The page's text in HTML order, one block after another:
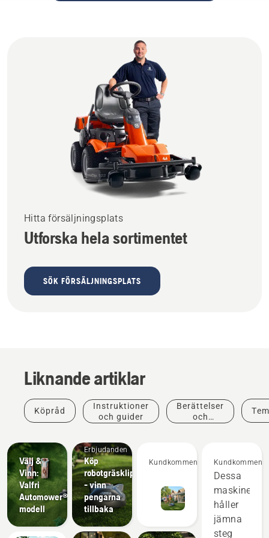
Hitta försäljningsplats
Utforska hela sortimentet
SÖK FÖRSÄLJNINGSPLATS
Liknande artiklar
Köpråd
Instruktioner
och guider
Berättelser
och
Välj &
Vinn:
Valfri
Automower®-
modell
Erbjudanden
Köp
robotgräsklippare
- vinn
pengarna
tillbaka
Kundkommentarer
Dessa
maskiner
håller
jämna
steg